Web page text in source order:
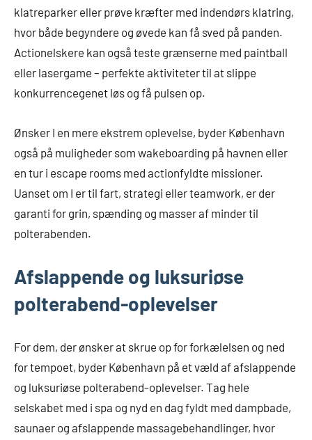
klatreparker eller prøve kræfter med indendørs klatring,
hvor både begyndere og øvede kan få sved på panden.
Actionelskere kan også teste grænserne med paintball
eller lasergame – perfekte aktiviteter til at slippe
konkurrencegenet løs og få pulsen op.
Ønsker I en mere ekstrem oplevelse, byder København
også på muligheder som wakeboarding på havnen eller
en tur i escape rooms med actionfyldte missioner.
Uanset om I er til fart, strategi eller teamwork, er der
garanti for grin, spænding og masser af minder til
polterabenden.
Afslappende og luksuriøse
polterabend-oplevelser
For dem, der ønsker at skrue op for forkælelsen og ned
for tempoet, byder København på et væld af afslappende
og luksuriøse polterabend-oplevelser. Tag hele
selskabet med i spa og nyd en dag fyldt med dampbade,
saunaer og afslappende massagebehandlinger, hvor